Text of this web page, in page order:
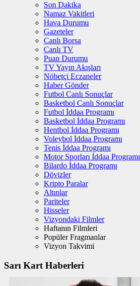
Son Dakika
Namaz Vakitleri
Hava Durumu
Gazeteler
Canlı Borsa
Canlı TV
Puan Durumu
TV Yayın Akışları
Nöbetçi Eczaneler
Haber Gönder
Futbol Canlı Sonuçlar
Basketbol Canlı Sonuçlar
Futbol İddaa Programı
Basketbol İddaa Programı
Hentbol İddaa Programı
Voleybol İddaa Programı
Tenis İddaa Programı
Motor Sporları İddaa Programı
Bilardo İddaa Programı
Dövizler
Kripto Paralar
Altınlar
Pariteler
Hisseler
Vizyondaki Filmler
Haftanın Filmleri
Popüler Fragmanlar
Vizyon Takvimi
Sarı Kart Haberleri